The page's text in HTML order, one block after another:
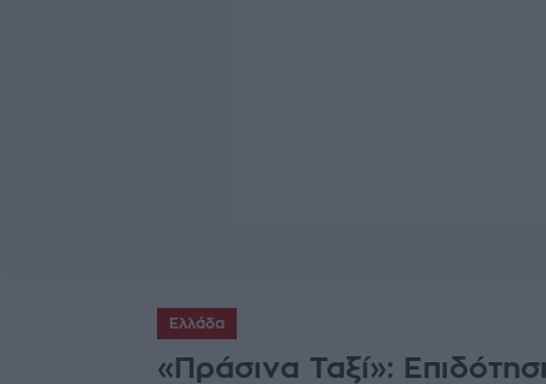
Ελλάδα
«Πράσινα Ταξί»: